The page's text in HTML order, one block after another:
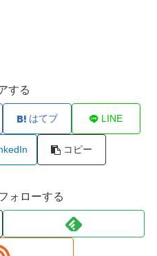
する
はてブ LINE
コピー
ォローする